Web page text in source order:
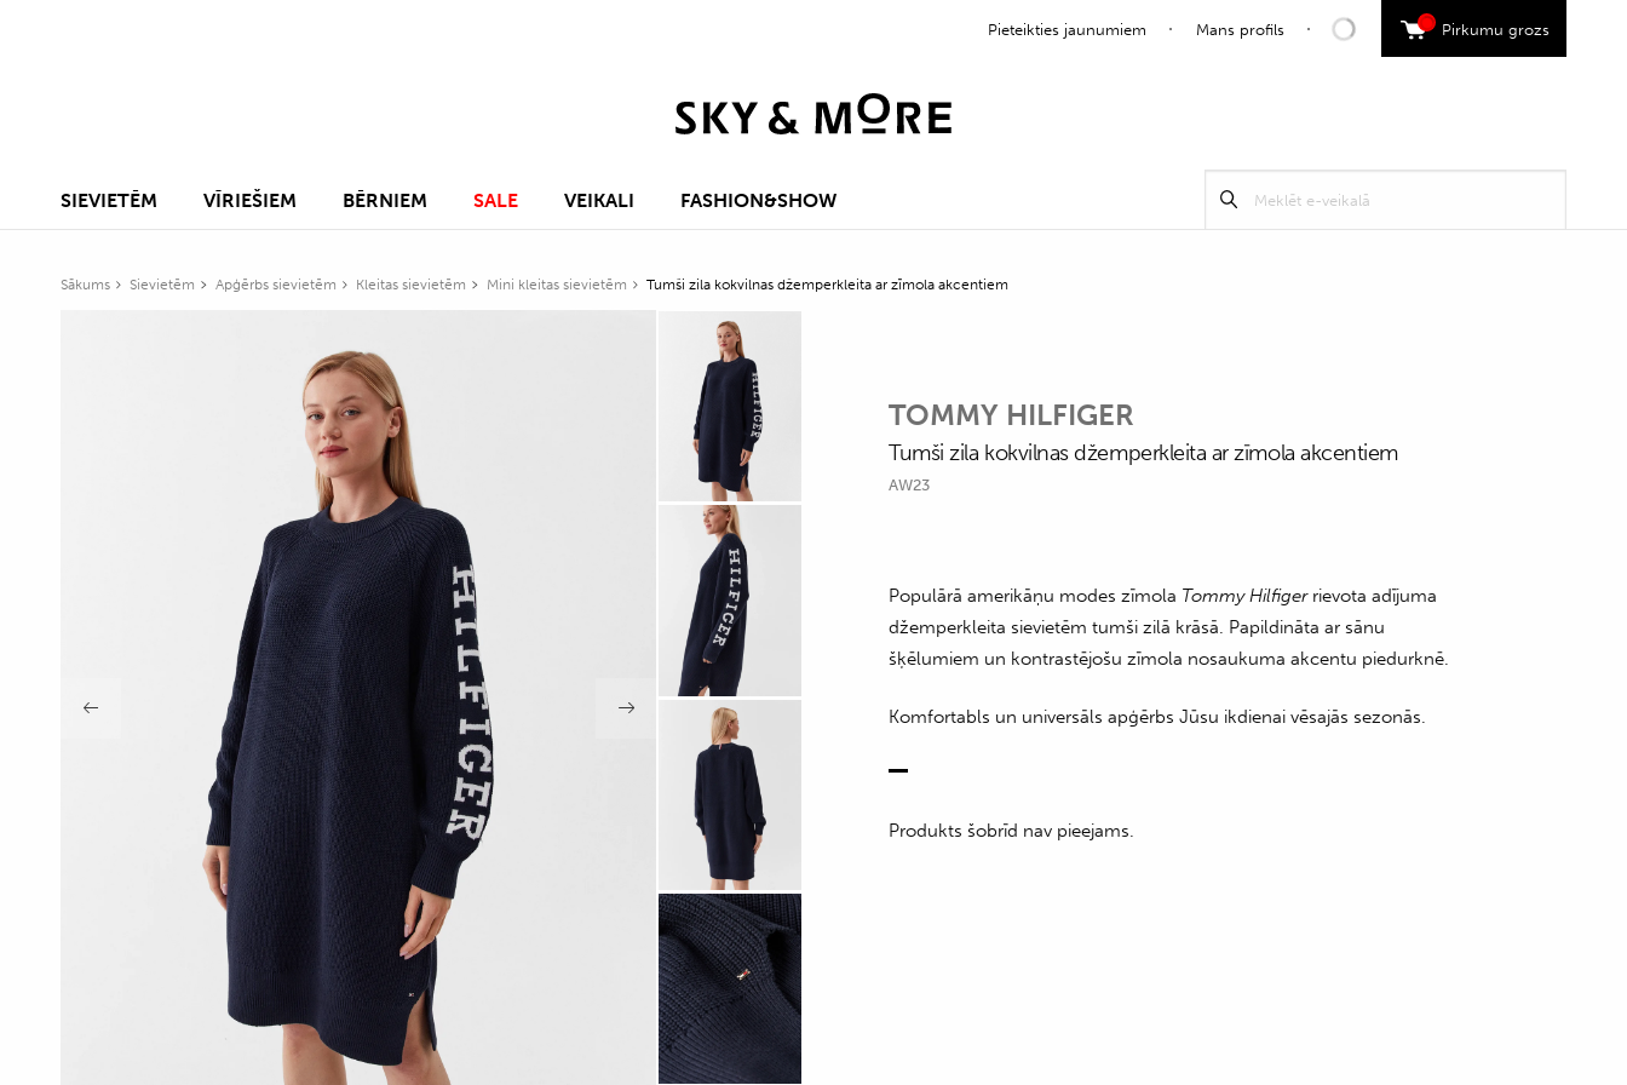
Pieteikties jaunumiem Mans profils Pirkumu grozs
0
SIEVIETĒM VĪRIEŠIEM BĒRNIEM SALE VEIKALI FASHION&SHOW Meklēt
Sākums Sievietēm Apģērbs sievietēm Kleitas sievietēm Mini kleitas sievietēm Tumši zila kokvilnas džemperkleita ar zīmola akcentiem
TOMMY HILFIGER
Tumši zila kokvilnas džemperkleita ar zīmola akcentiem
AW23
Populārā amerikāņu modes zīmola Tommy Hilfiger rievota adījuma
džemperkleita sievietēm tumši zilā krāsā. Papildināta ar sānu
šķēlumiem un kontrastējošu zīmola nosaukuma akcentu piedurknē.
Komfortabls un universāls apģērbs Jūsu ikdienai vēsajās sezonās.
Produkts šobrīd nav pieejams.